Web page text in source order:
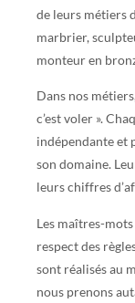
de leurs métiers
marbrier,
monteur en
Dans nos
c’est voler ».
indépendante et
son domaine.
leurs chiffres
Les maîtres-
respect des
sont réalisés au
nous prenons